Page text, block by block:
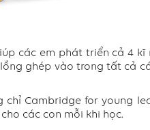
các em phát triển cả 4
ghép vào trong tất cả
Cambridge for young
các con mỗi khi học.